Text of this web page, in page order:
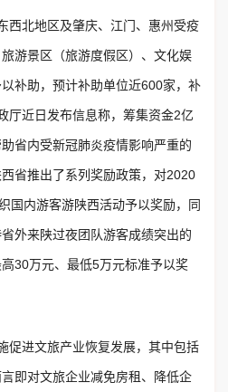
西北地区及肇庆、江门、惠州受疫
游景区（旅游度假区）、文化娱
补助，预计补助单位近600家，补
厅近日发布信息称，筹集资金2亿
省内受新冠肺炎疫情影响严重的
省推出了系列奖励政策，对2020
国内游客游陕西活动予以奖励，同
外来陕过夜团队游客成绩突出的
30万元、最低5万元标准予以奖
促进文旅产业恢复发展，其中包括
即对文旅企业减免房租、降低企